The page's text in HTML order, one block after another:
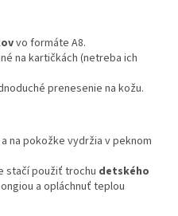
vo formáte A8.
na kartičkách (netreba ich
prenesenie na kožu.
na pokožke vydržia v peknom
stačí použiť trochu detského
a opláchnuť teplou